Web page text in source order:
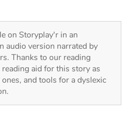
adventure
on Storyplay'r in an
audio version narrated by
Thanks to our reading
aid for this story as
and tools for a dyslexic